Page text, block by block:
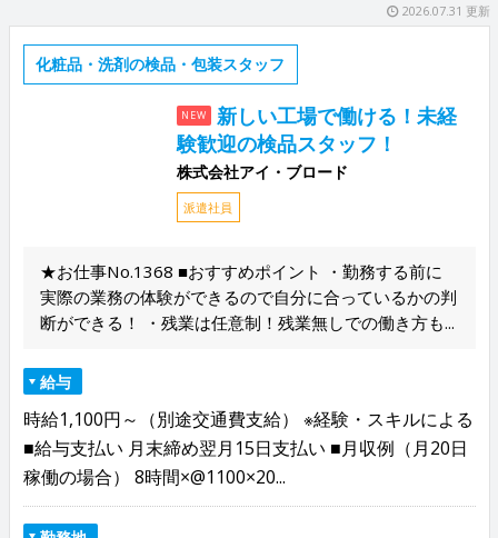
2026.07.31 更新
化粧品・洗剤の検品・包装スタッフ
NEW
新しい工場で働ける！未経
験歓迎の検品スタッフ！
株式会社アイ・ブロード
派遣社員
★お仕事No.1368 ■おすすめポイント ・勤務する前に
実際の業務の体験ができるので自分に合っているかの判
断ができる！ ・残業は任意制！残業無しでの働き方も...
給与
時給1,100円～（別途交通費支給） ※経験・スキルによる
■給与支払い 月末締め翌月15日支払い ■月収例（月20日
稼働の場合） 8時間×@1100×20...